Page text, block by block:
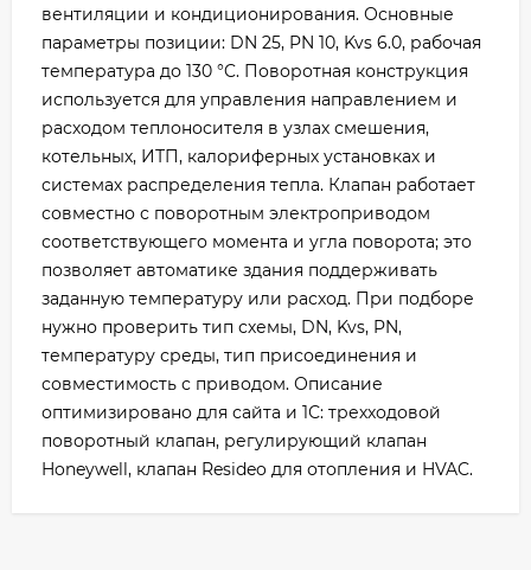
вентиляции и кондиционирования. Основные
параметры позиции: DN 25, PN 10, Kvs 6.0, рабочая
температура до 130 °C. Поворотная конструкция
используется для управления направлением и
расходом теплоносителя в узлах смешения,
котельных, ИТП, калориферных установках и
системах распределения тепла. Клапан работает
совместно с поворотным электроприводом
соответствующего момента и угла поворота; это
позволяет автоматике здания поддерживать
заданную температуру или расход. При подборе
нужно проверить тип схемы, DN, Kvs, PN,
температуру среды, тип присоединения и
совместимость с приводом. Описание
оптимизировано для сайта и 1С: трехходовой
поворотный клапан, регулирующий клапан
Honeywell, клапан Resideo для отопления и HVAC.